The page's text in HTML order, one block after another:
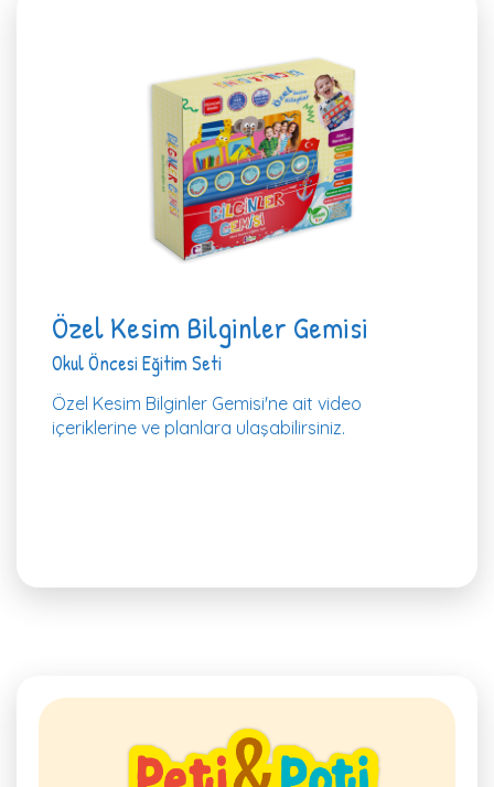
Özel Kesim Bilginler Gemisi
Okul Öncesi Eğitim Seti
Özel Kesim Bilginler Gemisi'ne ait video
içeriklerine ve planlara ulaşabilirsiniz.